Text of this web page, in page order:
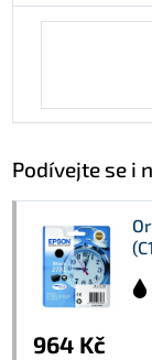
Podívejte se i
964 Kč